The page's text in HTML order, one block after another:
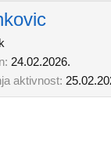
24.02.2026.
aktivnost